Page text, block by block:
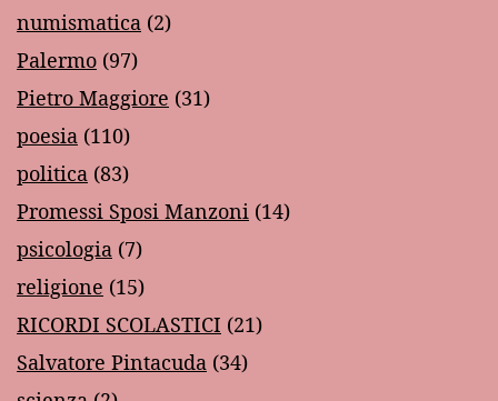
numismatica (2)
Palermo (97)
Pietro Maggiore (31)
poesia (110)
politica (83)
Promessi Sposi Manzoni (14)
psicologia (7)
religione (15)
RICORDI SCOLASTICI (21)
Salvatore Pintacuda (34)